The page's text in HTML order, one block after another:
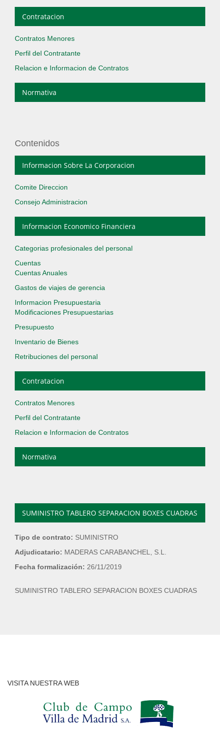
Contratacion
Contratos Menores
Perfil del Contratante
Relacion e Informacion de Contratos
Normativa
Contenidos
Informacion Sobre La Corporacion
Comite Direccion
Consejo Administracion
Informacion Economico Financiera
Categorias profesionales del personal
Cuentas
Cuentas Anuales
Gastos de viajes de gerencia
Informacion Presupuestaria
Modificaciones Presupuestarias
Presupuesto
Inventario de Bienes
Retribuciones del personal
Contratacion
Contratos Menores
Perfil del Contratante
Relacion e Informacion de Contratos
Normativa
SUMINISTRO TABLERO SEPARACION BOXES CUADRAS
Tipo de contrato: SUMINISTRO
Adjudicatario: MADERAS CARABANCHEL, S.L.
Fecha formalización: 26/11/2019
SUMINISTRO TABLERO SEPARACION BOXES CUADRAS
VISITA NUESTRA WEB